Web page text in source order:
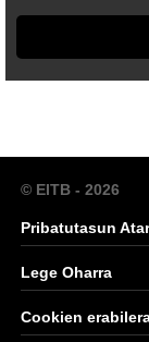
© EITB - 2026
Pribatutasun
Lege Oharra
Cookien